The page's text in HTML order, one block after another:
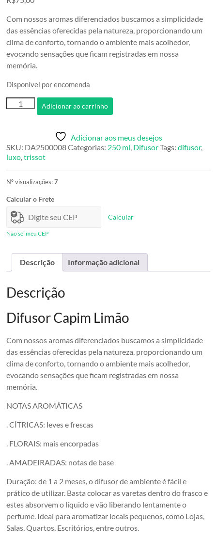
Com nossos aromas diferenciados buscamos a simplicidade
das essências oferecidas pela natureza, proporcionando um
clima de conforto, tornando o ambiente mais acolhedor,
evocando sensações que ficam registradas em nossa
memória.
Disponível por encomenda
Difusor
Capim
Adicionar ao carrinho
Adicionar aos meus desejos
SKU: DA2500008Categorias: 250 ml, DifusorTags:difusor,
luxo,trissot
Nº visualizações:7
Calcular o Frete
Calcular
Não sei meu CEP
Descrição Informação adicional
Descrição
Difusor Capim Limão
Com nossos aromas diferenciados buscamos a simplicidade
das essências oferecidas pela natureza, proporcionando um
clima de conforto, tornando o ambiente mais acolhedor,
evocando sensações que ficam registradas em nossa
memória.
NOTAS AROMÁTICAS
. CÍTRICAS: leves e frescas
. FLORAIS: mais encorpadas
. AMADEIRADAS: notas de base
Duração: de 1 a 2 meses, o difusor de ambiente é fácil e
prático de utilizar. Basta colocar as varetas dentro do frasco e
estes absorvem o líquido e vão liberando lentamente o
perfume. Ideal para aromatizar locais pequenos, como Lojas,
Salas, Quartos, Escritórios, entre outros.